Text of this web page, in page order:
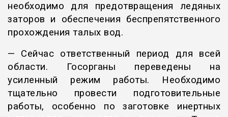
необходимо для предотвращения ледяных
заторов и обеспечения беспрепятственного
прохождения талых вод.
— Сейчас ответственный период для всей
области. Госорганы переведены на
усиленный режим работы. Необходимо
тщательно провести подготовительные
работы, особенно по заготовке инертных